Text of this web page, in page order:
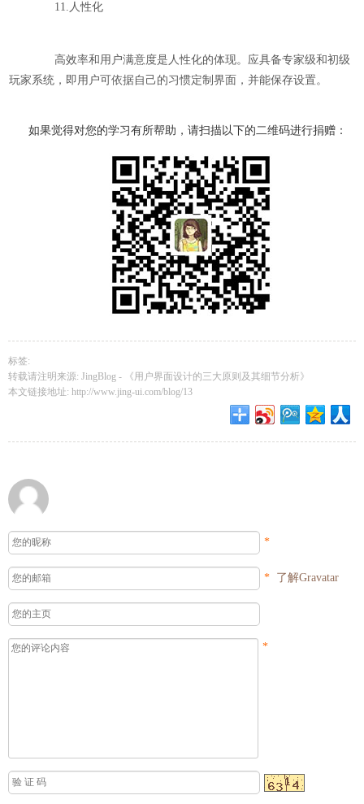
11.人性化
高效率和用户满意度是人性化的体现。应具备专家级和初级
玩家系统，即用户可依据自己的习惯定制界面，并能保存设置。
如果觉得对您的学习有所帮助，请扫描以下的二维码进行捐赠：
标签:
转载请注明来源: JingBlog -
《用户界面设计的三大原则及其细节分析》
本文链接地址: http://www.jing-ui.com/blog/13
*
* 了解Gravatar
*